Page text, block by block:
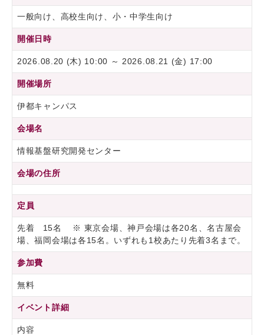
一般向け、高校生向け、小・中学生向け
開催日時
2026.08.20 (木) 10:00 ～ 2026.08.21 (金) 17:00
開催場所
伊都キャンパス
会場名
情報基盤研究開発センター
会場の住所
定員
先着 15名 ※ 東京会場、神戸会場は各20名、名古屋会
場、福岡会場は各15名。いずれも1校あたり先着3名まで。
参加費
無料
イベント詳細
内容